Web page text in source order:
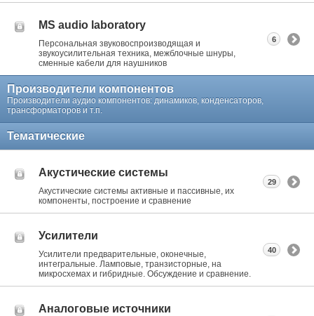
MS audio laboratory
Персональная звуковоспроизводящая и
звукоусилительная техника, межблочные шнуры,
сменные кабели для наушников
6
Производители компонентов
Производители аудио компонентов: динамиков, конденсаторов,
трансформаторов и т.п.
Тематические
Акустические системы
Акустические системы активные и пассивные, их
компоненты, построение и сравнение
29
Усилители
Усилители предварительные, оконечные,
интегральные. Ламповые, транзисторные, на
микросхемах и гибридные. Обсуждение и сравнение.
40
Аналоговые источники